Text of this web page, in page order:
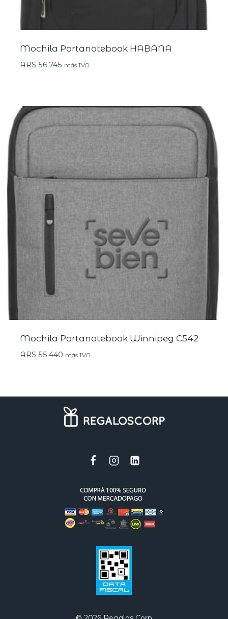
Mochila Portanotebook HABANA
ARS 56.745 más IVA
Mochila Portanotebook Winnipeg C542
ARS 55.440 más IVA